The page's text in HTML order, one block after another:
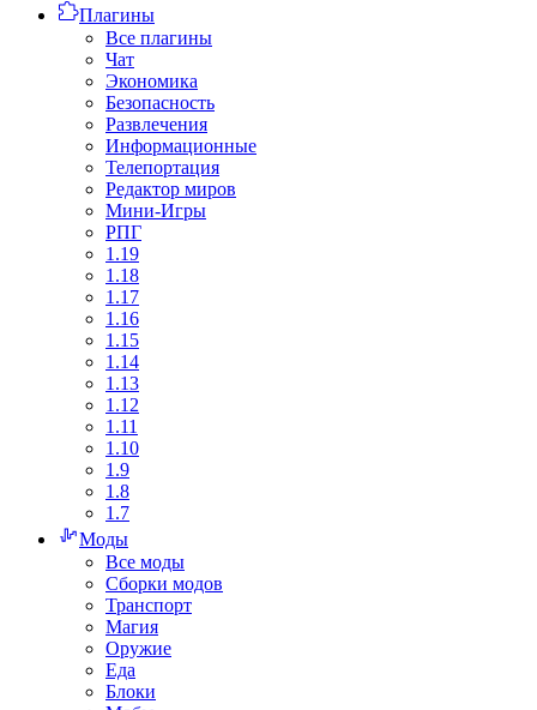
Плагины
Все плагины
Чат
Экономика
Безопасность
Развлечения
Информационные
Телепортация
Редактор миров
Мини-Игры
РПГ
1.19
1.18
1.17
1.16
1.15
1.14
1.13
1.12
1.11
1.10
1.9
1.8
1.7
Моды
Все моды
Сборки модов
Транспорт
Магия
Оружие
Еда
Блоки